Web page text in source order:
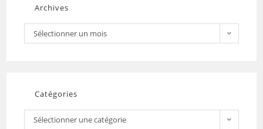
Archives
Sélectionner un mois
Catégories
Sélectionner une catégorie